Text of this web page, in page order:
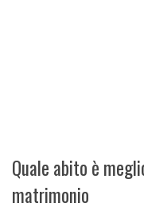
Quale abito è
matrimonio